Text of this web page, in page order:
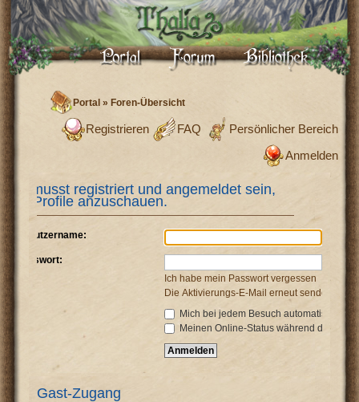
Portal »Foren-Übersicht
Persönlicher Bereich
FAQ
Registrieren
Anmelden
Du musst registriert und angemeldet sein,
um Profile anzuschauen.
Benutzername:
Passwort:
Ich habe mein Passwort vergessen
Die Aktivierungs-E-Mail erneut senden
Mich bei jedem Besuch automatisch
Meinen Online-Status während dieser
Gast-Zugang